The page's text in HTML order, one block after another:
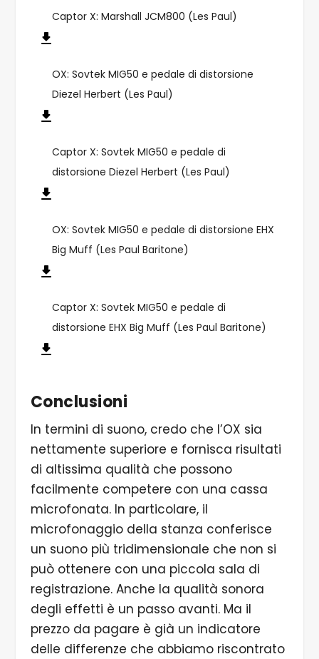
Captor X: Marshall JCM800 (Les Paul)
OX: Sovtek MIG50 e pedale di distorsione
Diezel Herbert (Les Paul)
Captor X: Sovtek MIG50 e pedale di
distorsione Diezel Herbert (Les Paul)
OX: Sovtek MIG50 e pedale di distorsione EHX
Big Muff (Les Paul Baritone)
Captor X: Sovtek MIG50 e pedale di
distorsione EHX Big Muff (Les Paul Baritone)
Conclusioni
In termini di suono, credo che l’OX sia
nettamente superiore e fornisca risultati
di altissima qualità che possono
facilmente competere con una cassa
microfonata. In particolare, il
microfonaggio della stanza conferisce
un suono più tridimensionale che non si
può ottenere con una piccola sala di
registrazione. Anche la qualità sonora
degli effetti è un passo avanti. Ma il
prezzo da pagare è già un indicatore
delle differenze che abbiamo riscontrato